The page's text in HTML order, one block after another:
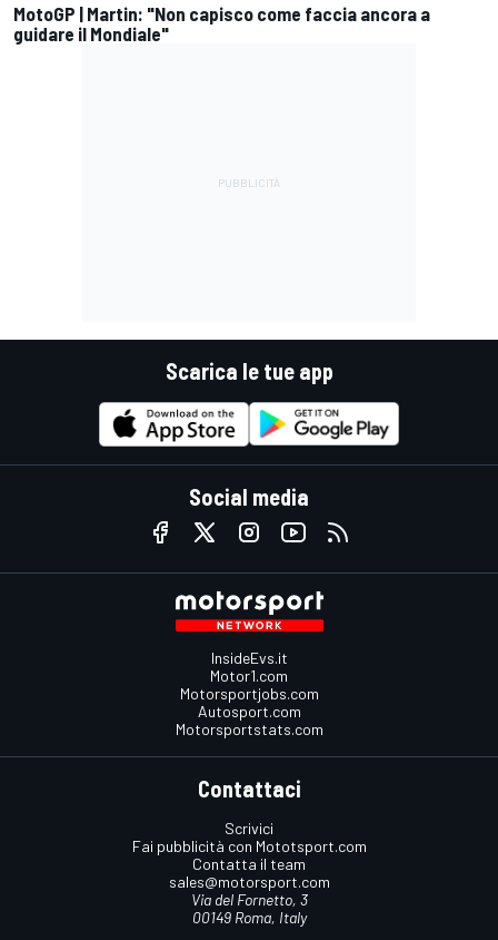
MotoGP | Martin: "Non capisco come faccia ancora a
guidare il Mondiale"
Scarica le tue app
Social media
InsideEvs.it
Motor1.com
Motorsportjobs.com
Autosport.com
Motorsportstats.com
Contattaci
Scrivici
Fai pubblicità con Mototsport.com
Contatta il team
sales@motorsport.com
Via del Fornetto, 3
00149 Roma, Italy